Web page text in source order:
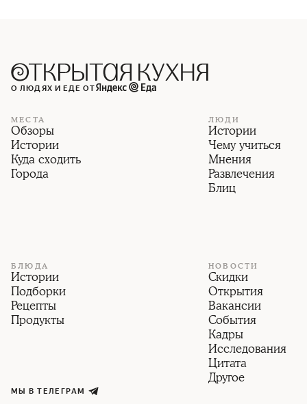
О ЛЮДЯХ И ЕДЕ ОТ
МЕСТА
Обзоры
Истории
Куда сходить
Города
ЛЮДИ
Истории
Чему учиться
Мнения
Развлечения
Блиц
БЛЮДА
Истории
Подборки
Рецепты
Продукты
НОВОСТИ
Скидки
Открытия
Вакансии
События
Кадры
Исследования
Цитата
Другое
МЫ В ТЕЛЕГРАМ